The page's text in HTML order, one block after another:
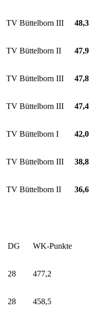
TV Büttelborn III 48,3
TV Büttelborn II 47,9
TV Büttelborn III 47,8
TV Büttelborn III 47,4
TV Büttelborn I 42,0
TV Büttelborn III 38,8
TV Büttelborn II 36,6
DG WK-Punkte
28 477,2
28 458,5